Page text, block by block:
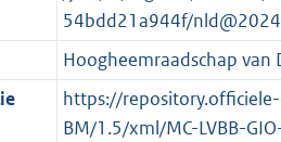
o
o
t
t
54bdd21a944f/
Hoogheemraadschap van
https://repository.officiele-
BM/1.5/xml/MC-LVBB-